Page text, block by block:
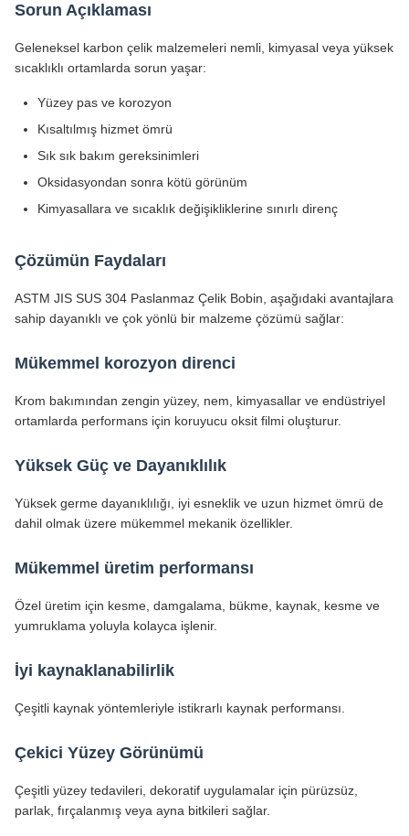
Sorun Açıklaması
Geleneksel karbon çelik malzemeleri nemli, kimyasal veya yüksek
sıcaklıklı ortamlarda sorun yaşar:
Yüzey pas ve korozyon
Kısaltılmış hizmet ömrü
Sık sık bakım gereksinimleri
Oksidasyondan sonra kötü görünüm
Kimyasallara ve sıcaklık değişikliklerine sınırlı direnç
Çözümün Faydaları
ASTM JIS SUS 304 Paslanmaz Çelik Bobin, aşağıdaki avantajlara
sahip dayanıklı ve çok yönlü bir malzeme çözümü sağlar:
Mükemmel korozyon direnci
Krom bakımından zengin yüzey, nem, kimyasallar ve endüstriyel
ortamlarda performans için koruyucu oksit filmi oluşturur.
Yüksek Güç ve Dayanıklılık
Yüksek germe dayanıklılığı, iyi esneklik ve uzun hizmet ömrü de
dahil olmak üzere mükemmel mekanik özellikler.
Mükemmel üretim performansı
Özel üretim için kesme, damgalama, bükme, kaynak, kesme ve
yumruklama yoluyla kolayca işlenir.
İyi kaynaklanabilirlik
Çeşitli kaynak yöntemleriyle istikrarlı kaynak performansı.
Çekici Yüzey Görünümü
Çeşitli yüzey tedavileri, dekoratif uygulamalar için pürüzsüz,
parlak, fırçalanmış veya ayna bitkileri sağlar.